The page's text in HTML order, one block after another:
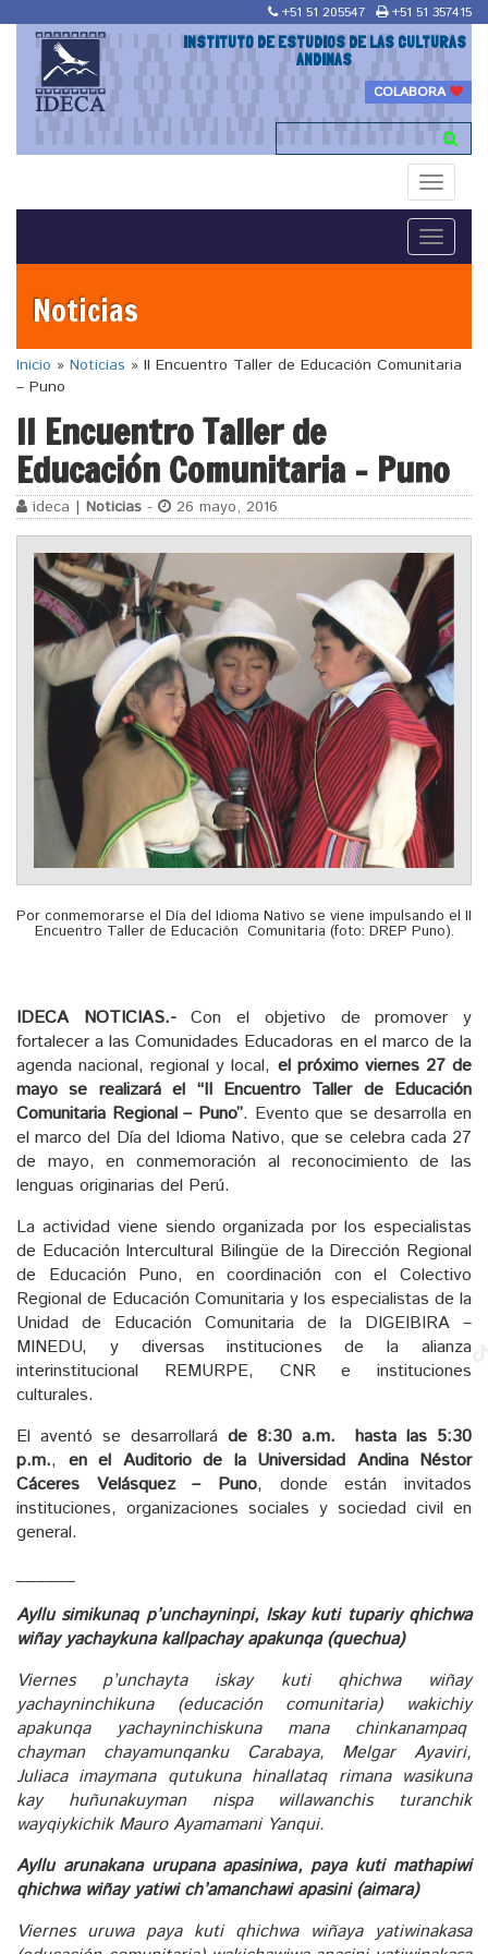
+51 51 205547 +51 51 357415
INSTITUTO DE ESTUDIOS DE LAS CULTURAS
ANDINAS
COLABORA
Toggle
Toggle
Noticias
Inicio » Noticias » II Encuentro Taller de Educación Comunitaria
– Puno
II Encuentro Taller de
Educación Comunitaria – Puno
ideca | Noticias - 26 mayo, 2016
Por conmemorarse el Día del Idioma Nativo se viene impulsando el II
Encuentro Taller de Educación Comunitaria (foto: DREP Puno).
IDECA NOTICIAS.-Con el objetivo de promover y
fortalecer a las Comunidades Educadoras en el marco de la
agenda nacional, regional y local, el próximo viernes 27 de
mayo se realizará el “II Encuentro Taller de Educación
Comunitaria Regional – Puno”. Evento que se desarrolla en
el marco del Día del Idioma Nativo, que se celebra cada 27
de mayo, en conmemoración al reconocimiento de las
lenguas originarias del Perú.
La actividad viene siendo organizada por los especialistas
de Educación Intercultural Bilingüe de la Dirección Regional
de Educación Puno, en coordinación con el Colectivo
Regional de Educación Comunitaria y los especialistas de la
Unidad de Educación Comunitaria de la DIGEIBIRA –
MINEDU, y diversas instituciones de la alianza
interinstitucional REMURPE, CNR e instituciones
culturales.
El aventó se desarrollará de 8:30 a.m. hasta las 5:30
p.m., en el Auditorio de la Universidad Andina Néstor
Cáceres Velásquez – Puno, donde están invitados
instituciones, organizaciones sociales y sociedad civil en
general.
Ayllu simikunaq p’unchayninpi, Iskay kuti tupariy qhichwa
wiñay yachaykuna kallpachay apakunqa (quechua)
Viernes p’unchayta iskay kuti qhichwa wiñay
yachayninchikuna (educación comunitaria) wakichiy
apakunqa yachayninchiskuna mana chinkanampaq
chayman chayamunqanku Carabaya, Melgar Ayaviri,
Juliaca imaymana qutukuna hinallataq rimana wasikuna
kay huñunakuyman nispa willawanchis turanchik
wayqiykichik Mauro Ayamamani Yanqui.
Ayllu arunakana urupana apasiniwa, paya kuti mathapiwi
qhichwa wiñay yatiwi ch’amanchawi apasini (aimara)
Viernes uruwa paya kuti qhichwa wiñaya yatiwinakasa